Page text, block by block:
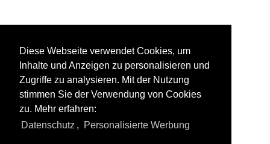
Diese Webseite verwendet Cookies, um
Inhalte und Anzeigen zu personalisieren und
Zugriffe zu analysieren. Mit der Nutzung
stimmen Sie der Verwendung von Cookies
zu. Mehr erfahren:
Datenschutz , Personalisierte Werbung